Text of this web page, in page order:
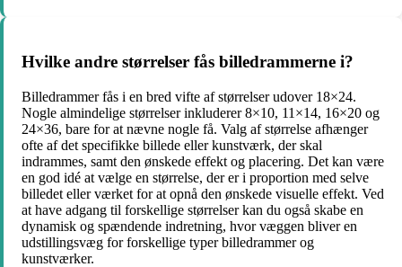
Hvilke andre størrelser fås billedrammerne i?
Billedrammer fås i en bred vifte af størrelser udover 18×24.
Nogle almindelige størrelser inkluderer 8×10, 11×14, 16×20 og
24×36, bare for at nævne nogle få. Valg af størrelse afhænger
ofte af det specifikke billede eller kunstværk, der skal
indrammes, samt den ønskede effekt og placering. Det kan være
en god idé at vælge en størrelse, der er i proportion med selve
billedet eller værket for at opnå den ønskede visuelle effekt. Ved
at have adgang til forskellige størrelser kan du også skabe en
dynamisk og spændende indretning, hvor væggen bliver en
udstillingsvæg for forskellige typer billedrammer og
kunstværker.